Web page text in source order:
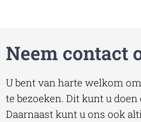
Neem contact
U bent van harte welkom
te bezoeken. Dit kunt u
Daarnaast kunt u ons ook